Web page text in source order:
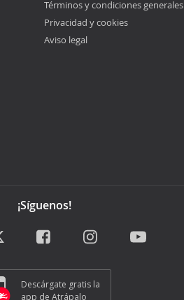
Términos y condiciones generales
Privacidad y cookies
Aviso legal
¡Síguenos!
Descárgate gratis la
app de Atrápalo